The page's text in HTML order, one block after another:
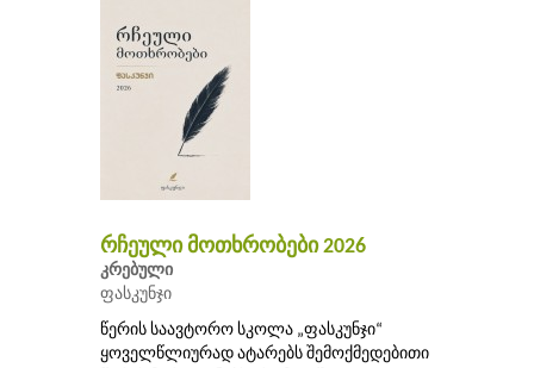
რჩეული მოთხრობები 2026
კრებული
ფასკუნჯი
წერის საავტორო სკოლა „ფასკუნჯი“
ყოველწლიურად ატარებს შემოქმედებითი